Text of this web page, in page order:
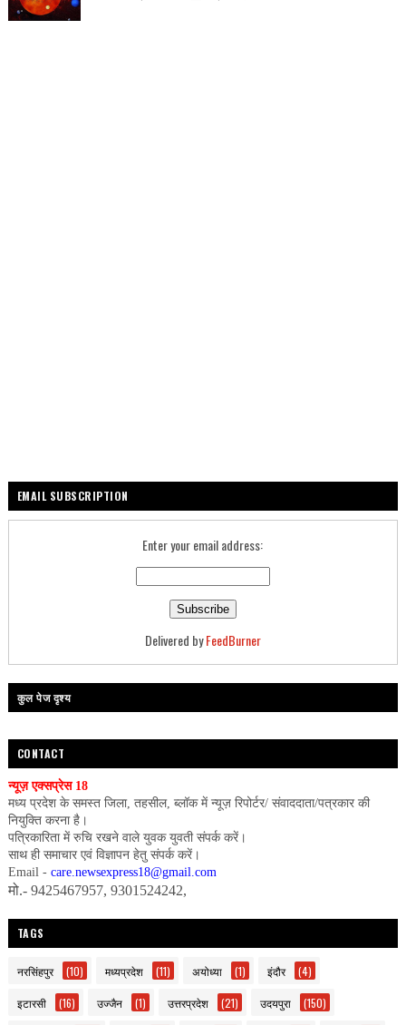
EMAIL SUBSCRIPTION
Enter your email address:
Delivered byFeedBurner
कुल पेज दृश्य
CONTACT
न्यूज़ एक्सप्रेस 18
मध्य प्रदेश के समस्त जिला, तहसील, ब्लॉक में न्यूज़ रिपोर्टर/ संवाददाता/पत्रकार की
नियुक्ति करना है।
पत्रिकारिता में रुचि रखने वाले युवक युवती संपर्क करें।
साथ ही समाचार एवं विज्ञापन हेतु संपर्क करें।
Email - care.newsexpress18@gmail.com
मो.- 9425467957, 9301524242,
TAGS
नरसिंहपुर (10) मध्यप्रदेश (11) अयोध्या (1) इंदौर (4)
इटारसी (16) उज्जैन (1) उत्तरप्रदेश (21) उदयपुरा (150)